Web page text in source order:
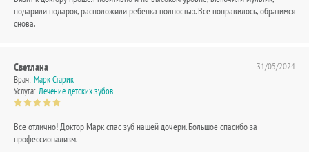
подарили подарок, расположили ребенка полностью. Все понравилось, обратимся
снова.
Светлана
Врач: Марк Старик
Услуга: Лечение детских зубов
31/05/2024
Все отлично! Доктор Марк спас зуб нашей дочери. Большое спасибо за
профессионализм.